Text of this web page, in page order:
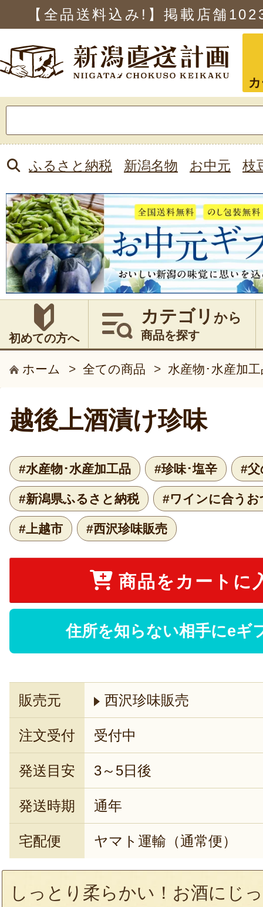
【全品送料込み!】掲載店舗
索:
ふるさと納税 新潟名物 お中元 枝
初めての方へ
カテゴリ から
商品を探す
ホーム > 全ての商品 > 水産物･水産加
越後上酒漬け珍味
#水産物･水産加工品 #珍味･塩辛 #父
#新潟県ふるさと納税 #ワインに合うお
#上越市 #西沢珍味販売
商品をカートに
住所を知らない相手にeギ
販売元 西沢珍味販売
注文受付 受付中
発送目安 3～5日後
発送時期 通年
宅配便 ヤマト運輸（通常便）
しっとり柔らかい！お酒にじ